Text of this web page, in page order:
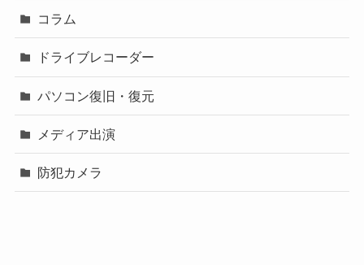
コラム
ドライブレコーダー
パソコン復旧・復元
メディア出演
防犯カメラ